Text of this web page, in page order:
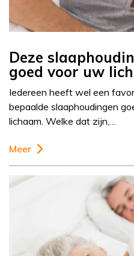
Deze
goed voor uw
Iedereen heeft wel een
bepaalde slaaphoudingen
lichaam. Welke dat zijn,…
Meer